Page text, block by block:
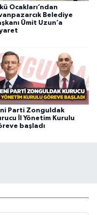
Ocakları’ndan
Belediye
Ümit Uzun’a
Parti Zonguldak
İl Yönetim Kurulu
başladı